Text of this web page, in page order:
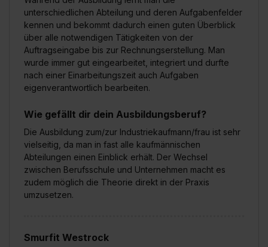
unterschiedlichen Abteilung und deren Aufgabenfelder
kennen und bekommt dadurch einen guten Überblick
über alle notwendigen Tätigkeiten von der
Auftragseingabe bis zur Rechnungserstellung. Man
wurde immer gut eingearbeitet, integriert und durfte
nach einer Einarbeitungszeit auch Aufgaben
eigenverantwortlich bearbeiten.
Wie gefällt dir dein Ausbildungsberuf?
Die Ausbildung zum/zur Industriekaufmann/frau ist sehr
vielseitig, da man in fast alle kaufmännischen
Abteilungen einen Einblick erhält. Der Wechsel
zwischen Berufsschule und Unternehmen macht es
zudem möglich die Theorie direkt in der Praxis
umzusetzen.
Smurfit Westrock